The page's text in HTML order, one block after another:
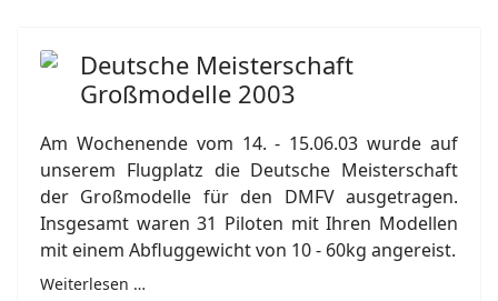
Deutsche Meisterschaft
Großmodelle 2003
Am Wochenende vom 14. - 15.06.03 wurde auf
unserem Flugplatz die Deutsche Meisterschaft
der Großmodelle für den DMFV ausgetragen.
Insgesamt waren 31 Piloten mit Ihren Modellen
mit einem Abfluggewicht von 10 - 60kg angereist.
Weiterlesen …